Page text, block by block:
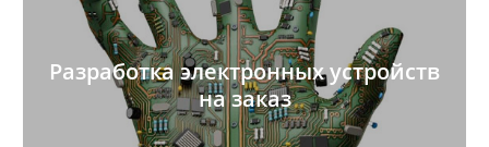
Разработка электронных устройств
на заказ